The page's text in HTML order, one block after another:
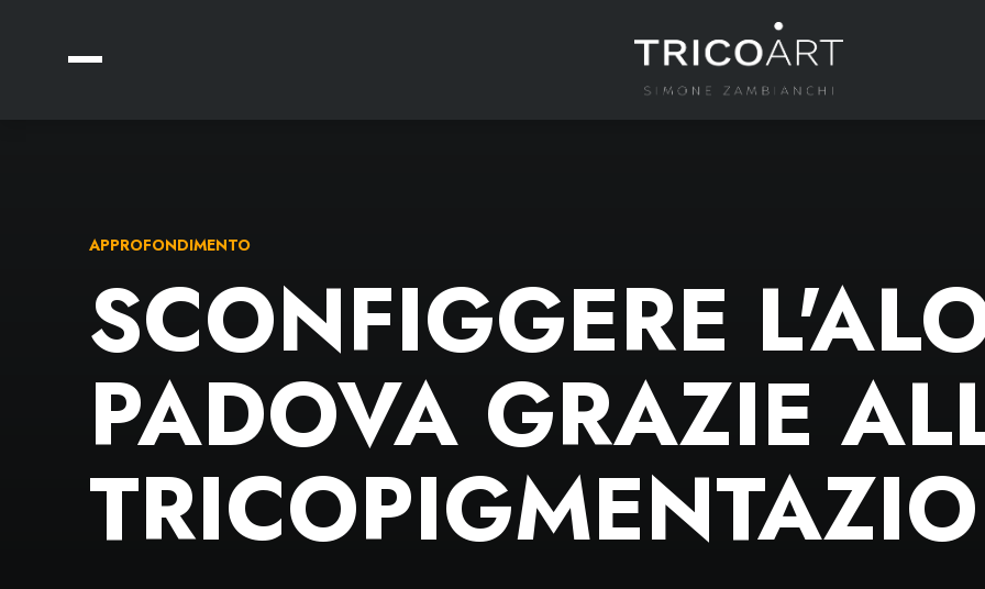
APPROFONDIMENTO
SCONFIGGERE
PADOVA GRAZIE